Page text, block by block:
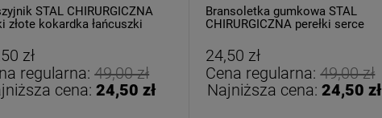
STAL CHIRURGICZNA
złote kokardka łańcuszki
zł
regularna:49,00 zł
cena: 24,50 zł
Bransoletka gumkowa STAL
CHIRURGICZNA perełki serce
24,50 zł
Cena regularna:49,00 zł
Najniższa cena: 24,50 zł